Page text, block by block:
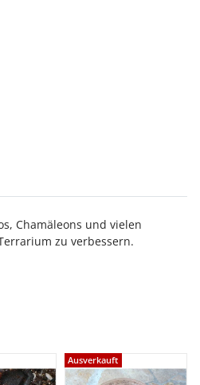
Chamäleons und vielen
zu verbessern.
Ausverkauft